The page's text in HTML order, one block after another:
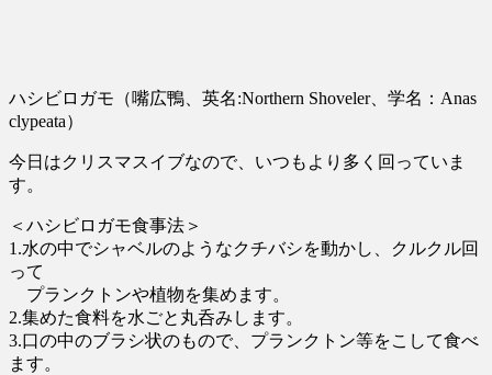
ハシビロガモ（嘴広鴨、英名:Northern Shoveler、学名：Anas
clypeata）
今日はクリスマスイブなので、いつもより多く回っていま
す。
＜ハシビロガモ食事法＞
1.水の中でシャベルのようなクチバシを動かし、クルクル回
って
プランクトンや植物を集めます。
2.集めた食料を水ごと丸呑みします。
3.口の中のブラシ状のもので、プランクトン等をこして食べ
ます。